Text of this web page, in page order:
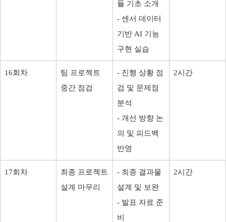
듈 기초 소개
- 센서 데이터
기반 AI 기능
구현 실습
16회차
팀 프로젝트
중간 점검
- 진행 상황 점
검 및 문제점
분석
- 개선 방향 논
의 및 피드백
반영
2시간
17회차
최종 프로젝트
설계 마무리
- 최종 결과물
설계 및 보완
- 발표 자료 준
비
2시간